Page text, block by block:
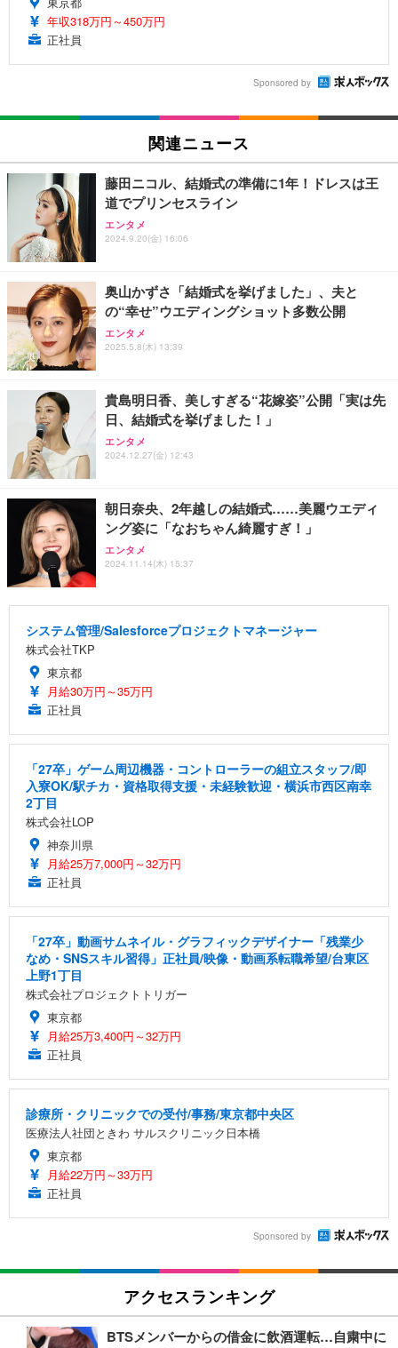
年収318万円～450万円
正社員
Sponsored by
関連ニュース
藤田ニコル、結婚式の準備に1年！ドレスは王
道でプリンセスライン
エンタメ
2024.9.20(金) 16:06
奥山かずさ「結婚式を挙げました」、夫と
の“幸せ”ウエディングショット多数公開
エンタメ
2025.5.8(木) 13:39
貴島明日香、美しすぎる“花嫁姿”公開「実は先
日、結婚式を挙げました！」
エンタメ
2024.12.27(金) 12:43
朝日奈央、2年越しの結婚式……美麗ウエディ
ング姿に「なおちゃん綺麗すぎ！」
エンタメ
2024.11.14(木) 15:37
システム管理/Salesforceプロジェクトマネージャー
株式会社TKP
東京都
月給30万円～35万円
正社員
「27卒」ゲーム周辺機器・コントローラーの組立スタッフ/即
入寮OK/駅チカ・資格取得支援・未経験歓迎・横浜市西区南幸
2丁目
株式会社LOP
神奈川県
月給25万7,000円～32万円
正社員
「27卒」動画サムネイル・グラフィックデザイナー「残業少
なめ・SNSスキル習得」正社員/映像・動画系転職希望/台東区
上野1丁目
株式会社プロジェクトトリガー
東京都
月給25万3,400円～32万円
正社員
診療所・クリニックでの受付/事務/東京都中央区
医療法人社団ときわ サルスクリニック日本橋
東京都
月給22万円～33万円
正社員
Sponsored by
アクセスランキング
BTSメンバーからの借金に飲酒運転…自粛中に